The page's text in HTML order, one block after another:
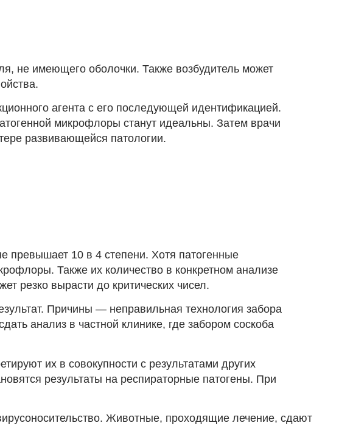
не имеющего оболочки. Также возбудитель может
агента с его последующей идентификацией.
микрофлоры станут идеальны. Затем врачи
развивающейся патологии.
превышает 10 в 4 степени. Хотя патогенные
Также их количество в конкретном анализе
резко вырасти до критических чисел.
Причины — неправильная технология забора
анализ в частной клинике, где забором соскоба
их в совокупности с результатами других
результаты на респираторные патогены. При
Животные, проходящие лечение, сдают